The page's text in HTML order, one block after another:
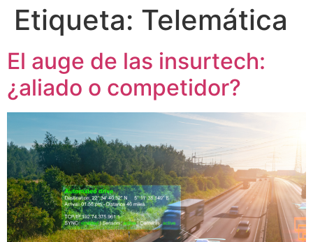
Etiqueta: Telemática
El auge de las insurtech:
¿aliado o competidor?